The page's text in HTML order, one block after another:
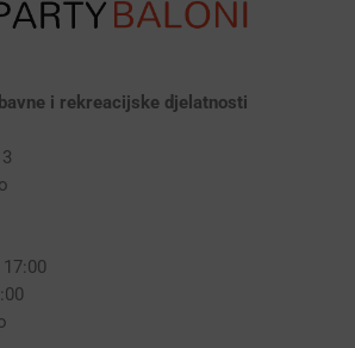
i rekreacijske djelatnosti